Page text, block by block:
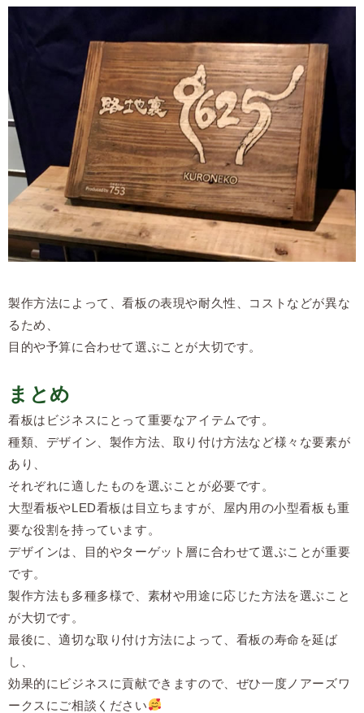
製作方法によって、看板の表現や耐久性、コストなどが異な
るため、
目的や予算に合わせて選ぶことが大切です。
まとめ
看板はビジネスにとって重要なアイテムです。
種類、デザイン、製作方法、取り付け方法など様々な要素が
あり、
それぞれに適したものを選ぶことが必要です。
大型看板やLED看板は目立ちますが、屋内用の小型看板も重
要な役割を持っています。
デザインは、目的やターゲット層に合わせて選ぶことが重要
です。
製作方法も多種多様で、素材や用途に応じた方法を選ぶこと
が大切です。
最後に、適切な取り付け方法によって、看板の寿命を延ば
し、
効果的にビジネスに貢献できますので、ぜひ一度ノアーズワ
ークスにご相談ください